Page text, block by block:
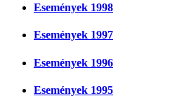
Események 1998
Események 1997
Események 1996
Események 1995